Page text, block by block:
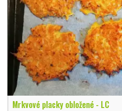
Mrkvové placky obložené - LC